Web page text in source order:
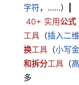
字符，……）
40+ 实用公式
工具 （插入二
换工具 （小写
和拆分工具 （
多